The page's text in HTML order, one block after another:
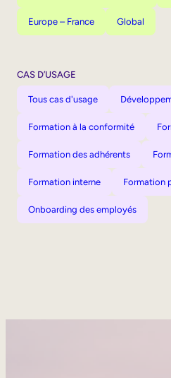
Europe – France Global
CAS D’USAGE
Tous cas d'usage
Formation à la conformité
Formation des adhérents
Formation interne Formation
Onboarding des employés